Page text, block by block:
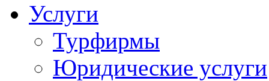
Услуги
Турфирмы
Юридические услуги